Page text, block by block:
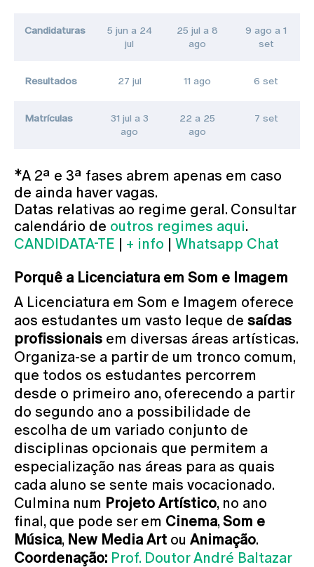
Candidaturas
5 jun a 24
jul
25 jul a 8
ago
9 ago a 1
set
Resultados 27 jul 11 ago 6 set
Matrículas
31 jul a 3
ago
22 a 25
ago
7 set
*A 2ª e 3ª fases abrem apenas em caso
de ainda haver vagas.
Datas relativas ao regime geral. Consultar
calendário de outros regimes aqui.
CANDIDATA-TE | + info | Whatsapp Chat
Porquê a Licenciatura em Som e Imagem
A Licenciatura em Som e Imagem oferece
aos estudantes um vasto leque de saídas
profissionais em diversas áreas artísticas.
Organiza-se a partir de um tronco comum,
que todos os estudantes percorrem
desde o primeiro ano, oferecendo a partir
do segundo ano a possibilidade de
escolha de um variado conjunto de
disciplinas opcionais que permitem a
especialização nas áreas para as quais
cada aluno se sente mais vocacionado.
Culmina num Projeto Artístico, no ano
final, que pode ser em Cinema, Som e
Música, New Media Art ou Animação.
Coordenação: Prof. Doutor André Baltazar